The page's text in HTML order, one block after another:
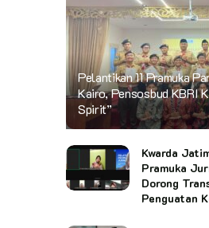
Pelantikan 11 Pramuka
Kairo, Pensosbud KBRI
Spirit”
Kwarda
Pramuka
Dorong
Penguatan